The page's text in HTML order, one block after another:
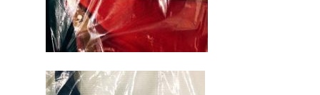
เที่ยวญี่ปุ่นด้ว
เอง
รถบัส